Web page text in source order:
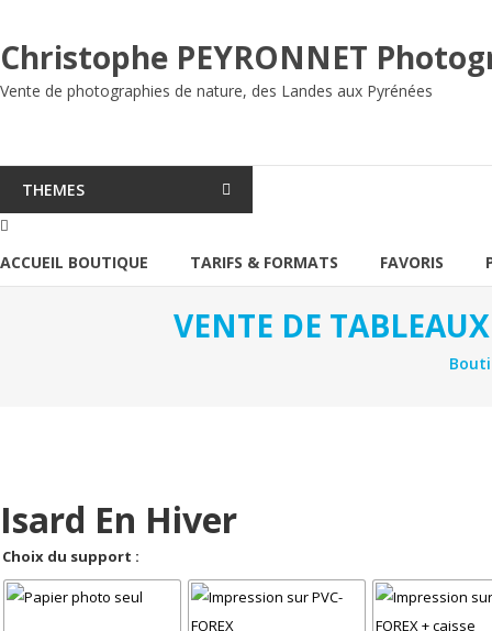
contenu
Christophe PEYRONNET
Vente de photographies de nature, des Landes aux Pyrénées
THEMES
ACCUEIL BOUTIQUE TARIFS & FORMATS FAVORIS
VENTE DE
Isard En Hiver
Choix du support :